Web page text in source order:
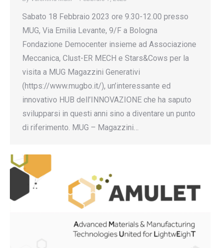
Sabato 18 Febbraio 2023 ore 9.30-12.00 presso
MUG, Via Emilia Levante, 9/F a Bologna
Fondazione Democenter insieme ad Associazione
Meccanica, Clust-ER MECH e Stars&Cows per la
visita a MUG Magazzini Generativi
(https://www.mugbo.it/), un’interessante ed
innovativo HUB dell’INNOVAZIONE che ha saputo
svilupparsi in questi anni sino a diventare un punto
di riferimento. MUG – Magazzini…